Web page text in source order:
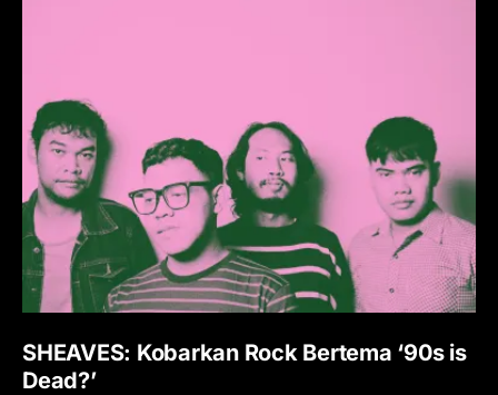
SHEAVES: Kobarkan Rock Bertema ‘90s is
Dead?’